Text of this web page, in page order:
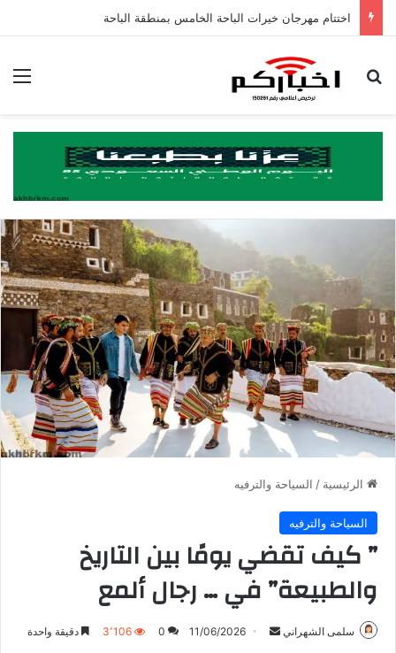
اختتام مهرجان خيرات الباحة الخامس بمنطقة الباحة
بحث عن
الرئيسية / السياحة والترفيه
السياحة والترفيه
” كيف تقضي يومًا بين التاريخ
والطبيعة” في … رجال ألمع
سلمى الشهراني
أرسل 11/06/2026
0 3٬106 دقيقة واحدة